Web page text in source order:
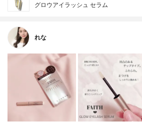
グロウアイラッシュ セラム
れな